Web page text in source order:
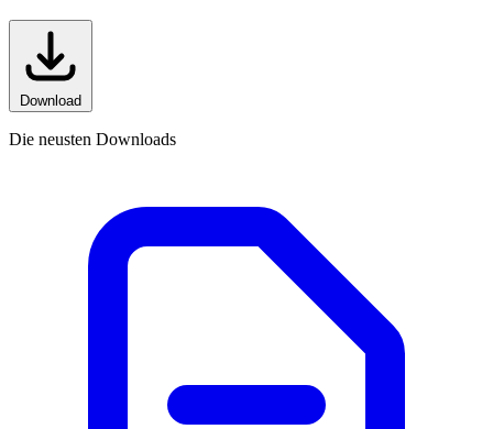
Download
Die neusten Downloads